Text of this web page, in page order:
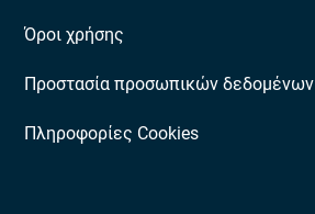
Όροι χρήσης
Προστασία προσωπικών δεδομένων
Πληροφορίες Cookies